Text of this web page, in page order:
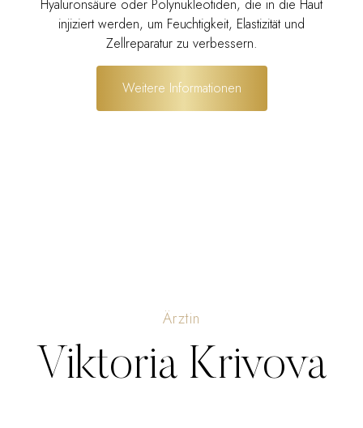
Hyaluronsäure oder Polynukleotiden, die in die Haut
injiziert werden, um Feuchtigkeit, Elastizität und
Zellreparatur zu verbessern.
Weitere Informationen
Ärztin
Viktoria Krivova